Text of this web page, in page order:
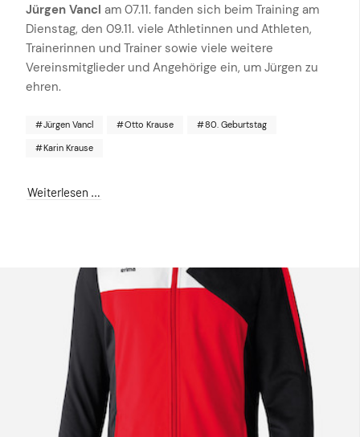
Jürgen Vancl am 07.11. fanden sich beim Training am
Dienstag, den 09.11. viele Athletinnen und Athleten,
Trainerinnen und Trainer sowie viele weitere
Vereinsmitglieder und Angehörige ein, um Jürgen zu
ehren.
Jürgen Vancl Otto Krause 80. Geburtstag
Karin Krause
Weiterlesen …